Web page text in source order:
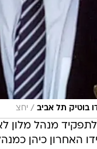
בוטיק תל אביב / יחצ
לתפקיד מנהל מלון
האחרון כיהן